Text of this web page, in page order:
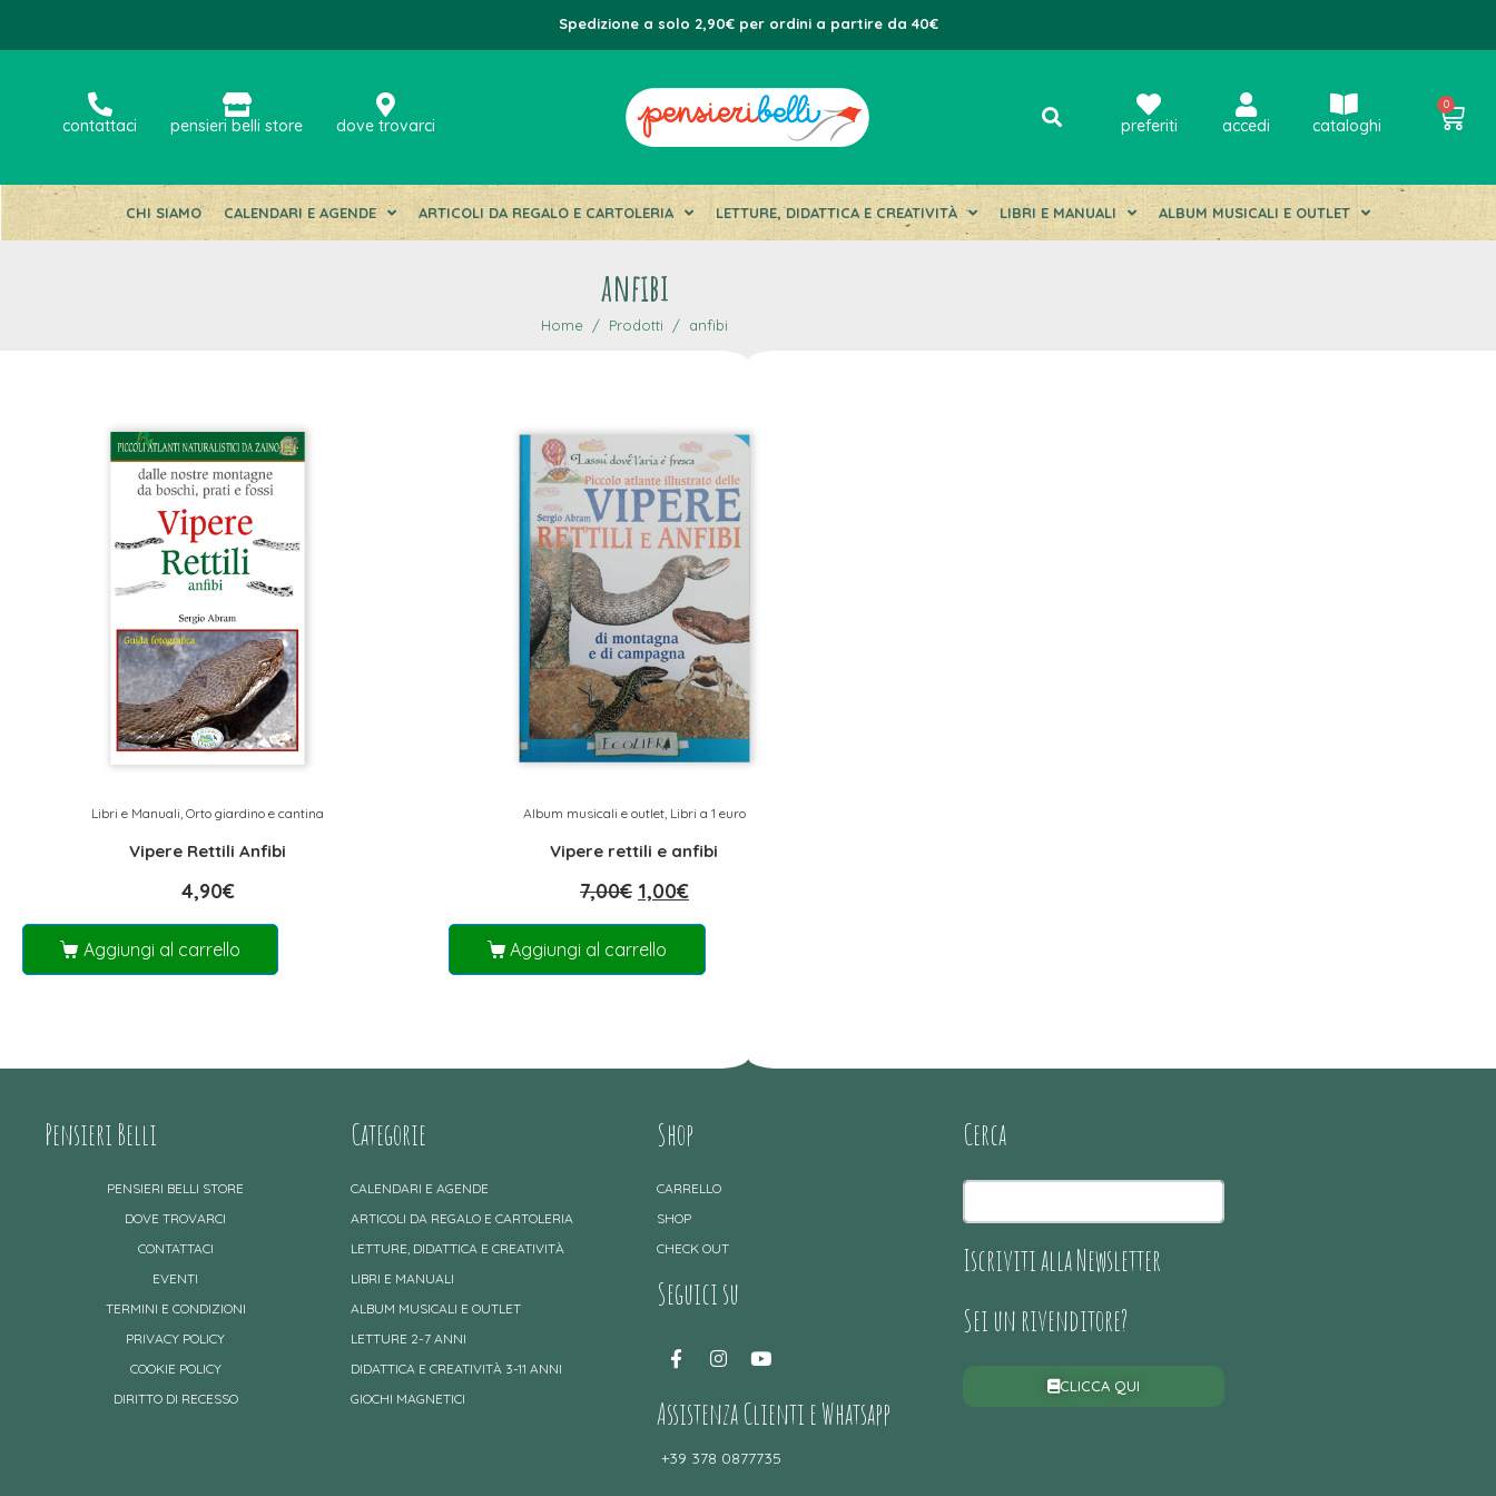
Spedizione a solo 2,90€ per ordini a partire da 40€
contattaci pensieri belli store dove trovarci preferiti accedi cataloghi
0
CHI SIAMO CALENDARI E AGENDE ARTICOLI DA REGALO E CARTOLERIA LETTURE, DIDATTICA E CREATIVITÀ LIBRI E MANUALI ALBUM MUSICALI E OUTLET
anfibi
Home Prodotti anfibi
Libri e Manuali,Orto giardino e cantina
Vipere Rettili Anfibi
4,90€
Aggiungi al carrello
Album musicali e outlet, Libri a 1 euro
Vipere rettili e anfibi
7,00€ 1,00€
Aggiungi al carrello
Pensieri Belli
PENSIERI BELLI STORE
DOVE TROVARCI
CONTATTACI
EVENTI
TERMINI E CONDIZIONI
PRIVACY POLICY
COOKIE POLICY
DIRITTO DI RECESSO
Categorie
CALENDARI E AGENDE
ARTICOLI DA REGALO E CARTOLERIA
LETTURE, DIDATTICA E CREATIVITÀ
LIBRI E MANUALI
ALBUM MUSICALI E OUTLET
LETTURE 2-7 ANNI
DIDATTICA E CREATIVITÀ 3-11 ANNI
GIOCHI MAGNETICI
Shop
CARRELLO
SHOP
CHECK OUT
Seguici su
Assistenza Clienti e Whatsapp
+39 378 0877735
Cerca
Iscriviti alla Newsletter
Sei un rivenditore?
CLICCA QUI